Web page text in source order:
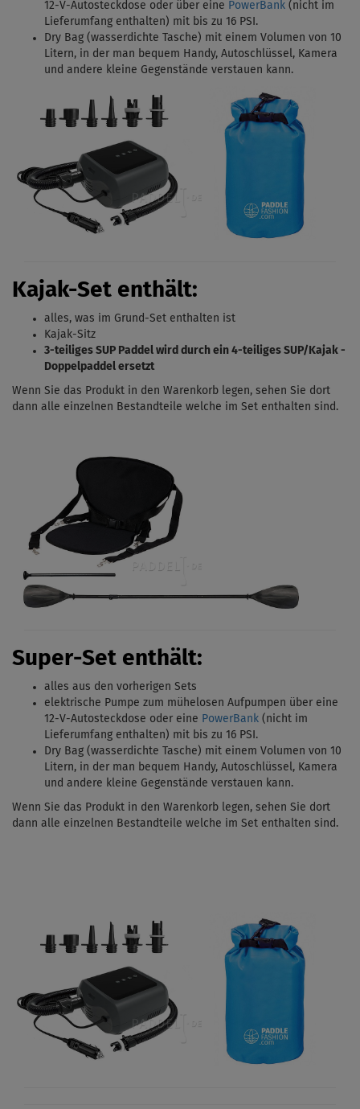
12-V-Autosteckdose oder über eine PowerBank (nicht im
Lieferumfang enthalten) mit bis zu 16 PSI.
Dry Bag (wasserdichte Tasche) mit einem Volumen von 10
Litern, in der man bequem Handy, Autoschlüssel, Kamera
und andere kleine Gegenstände verstauen kann.
Kajak-Set enthält:
alles, was im Grund-Set enthalten ist
Kajak-Sitz
3-teiliges SUP Paddel wird durch ein 4-teiliges SUP/Kajak -
Doppelpaddel ersetzt
Wenn Sie das Produkt in den Warenkorb legen, sehen Sie dort
dann alle einzelnen Bestandteile welche im Set enthalten sind.
Super-Set enthält:
alles aus den vorherigen Sets
elektrische Pumpe zum mühelosen Aufpumpen über eine
12-V-Autosteckdose oder eine PowerBank (nicht im
Lieferumfang enthalten) mit bis zu 16 PSI.
Dry Bag (wasserdichte Tasche) mit einem Volumen von 10
Litern, in der man bequem Handy, Autoschlüssel, Kamera
und andere kleine Gegenstände verstauen kann.
Wenn Sie das Produkt in den Warenkorb legen, sehen Sie dort
dann alle einzelnen Bestandteile welche im Set enthalten sind.